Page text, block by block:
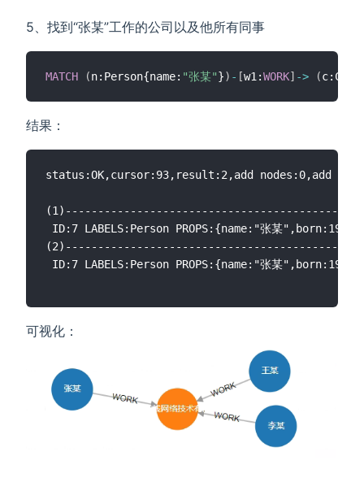
5、找到“张某”工作的公司以及他所有同事
MATCH (n:Person{name: "张某"}) - [w1:WORK] -> (
结果：
status:OK,cursor:93,result:2,add nodes:0,add
ID:7 LABELS:Person PROPS:{name:"张某",born:1967.000000}	 ID:6 HEAD:7 TAIL:2 TYPE:WORK PROPS:{}	 ID:2 LABELS:Company PROPS:{name:"百度在线网络技术有限公司",create_at:2000.000000,tagline:"是拥有强大互联网基础的领先AI公司"}	 ID:5 HEAD:8 TAIL:2 TYPE:WORK PROPS:{position:"员工"}	 ID:8
ID:7 LABELS:Person PROPS:{name:"张某",born:1967.000000}	 ID:6 HEAD:7 TAIL:2 TYPE:WORK PROPS:{}	 ID:2 LABELS:Company PROPS:{name:"百度在线网络技术有限公司",create_at:2000.000000,tagline:"是拥有强大互联网基础的领先AI公司"}	 ID:4 HEAD:5 TAIL:2 TYPE:WORK PROPS:{position:"CEO"}	 ID:5
可视化：